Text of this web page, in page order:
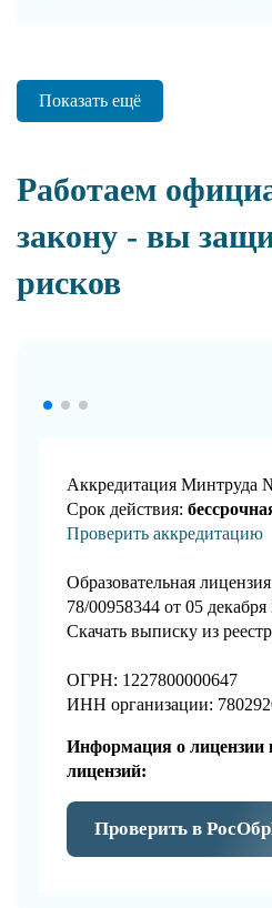
Показать ещё
Работаем
закону - вы
рисков
Аккредитация Минтруда
Срок действия:
Проверить аккредитацию
Образовательная
78/00958344 от 05 декабря
Скачать выписку из
ОГРН: 1227800000647
ИНН организации:
Информация о лицензии
лицензий:
Проверить в